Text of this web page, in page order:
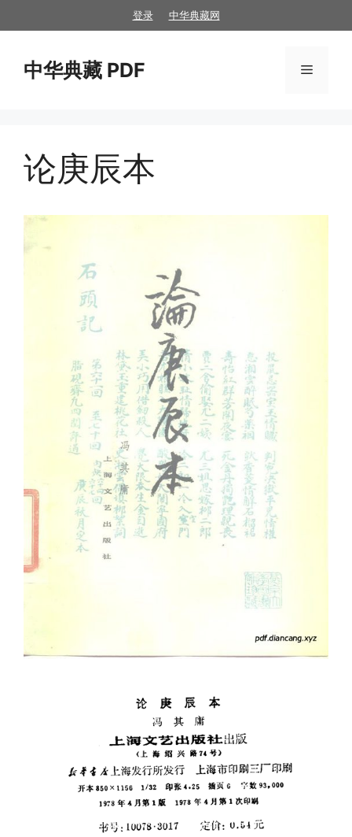
至
登录 中华典藏网
中华典藏 PDF 菜
论庚辰本